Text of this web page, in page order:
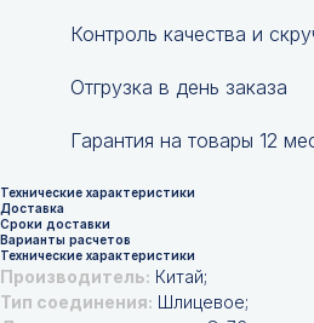
Контроль качества и
Отгрузка в день заказа
Гарантия на товары 12
Технические характеристики
Доставка
Сроки доставки
Варианты расчетов
Технические характеристики
Производитель: Китай;
Тип соединения: Шлицевое;